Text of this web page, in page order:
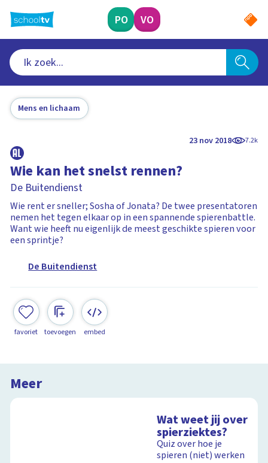
naar
hoofdinhoud
PO VO
Mens en lichaam
23 nov 2018 7.2k
Wie kan het snelst rennen?
De Buitendienst
Wie rent er sneller; Sosha of Jonata? De twee presentatoren
nemen het tegen elkaar op in een spannende spierenbattle.
Want wie heeft nu eigenlijk de meest geschikte spieren voor
een sprintje?
De Buitendienst
favoriet toevoegen embed
Meer
Wat weet jij over
spierziektes?
Quiz over hoe je
spieren (niet) werken